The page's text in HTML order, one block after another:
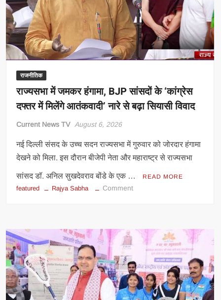
और
बारिश
का
खतरा
बढ़ेगा
राजनीतिक
राज्यसभा में जमकर हंगामा, BJP सांसदों के ‘कांग्रेस
दफ्तर में मिलेंगे आतंकवादी’ नारे से बढ़ा सियासी विवाद
Current News TV August 6, 2026
नई दिल्ली संसद के उच्च सदन राज्यसभा में गुरुवार को जोरदार हंगामा
देखने को मिला. इस दौरान बीजेपी नेता और महाराष्ट्र से राज्यसभा
सांसद डॉ. अनिल सुखदेवराव बोंडे के एक … READ MORE
featured Rajya Sabha Commenton
हंगामा,
BJP
के
‘कांग्रेस
दफ्तर